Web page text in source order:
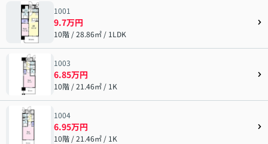
1001
9.7万円
10階 / 28.86㎡ / 1LDK
1003
6.85万円
10階 / 21.46㎡ / 1K
1004
6.95万円
10階 / 21.46㎡ / 1K